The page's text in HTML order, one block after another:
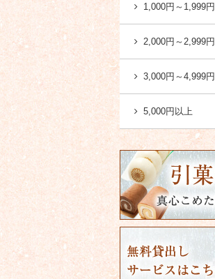
1,000円～1,999円
2,000円～2,999円
3,000円～4,999円
5,000円以上